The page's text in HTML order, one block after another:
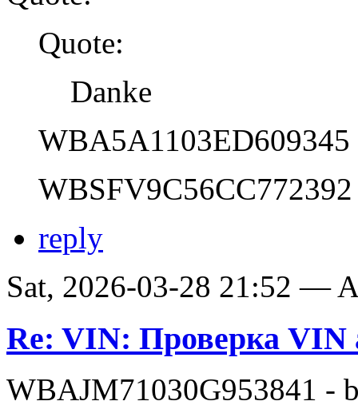
Quote:
Danke
WBA5A1103ED609345
WBSFV9C56CC772392
reply
Sat, 2026-03-28 21:52 —
Re: VIN: Проверка VIN
WBAJM71030G953841 -